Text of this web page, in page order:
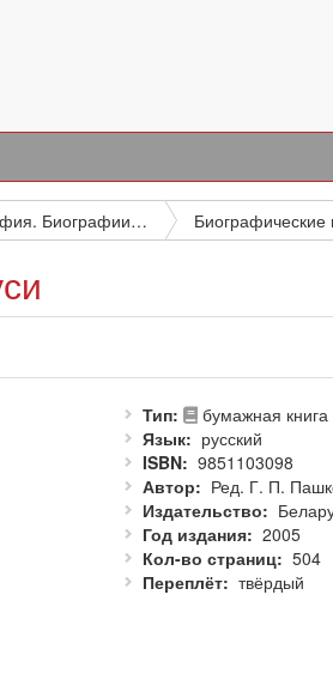
География. Биографии. История
Тип
бумажная книга
Язык
русский
ISBN
9851103098
Автор
Ред. Г. П.
Издательство
Год издания
2005
Кол-во страниц
504
Переплёт
твёрдый